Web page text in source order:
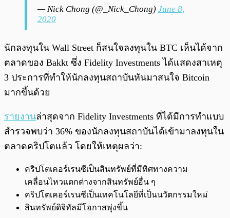
— Nick Chong (@_Nick_Chong) June 8,
2020
นักลงทุนใน Wall Street ก็สนใจลงทุนใน BTC เห็นได้จาก
ตลาดของ Bakkt ซึ่ง Fidelity Investments ได้แสดงสาเหตุ
3 ประการที่ทำให้นักลงทุนสถาบันหันมาสนใจ Bitcoin
มากขึ้นด้วย
รายงานล่าสุดจาก Fidelity Investments ที่ได้มีการทำแบบ
สำรวจพบว่า 36% ของนักลงทุนสถาบันได้เข้ามาลงทุนใน
ตลาดคริปโตแล้ว โดยให้เหตุผลว่า:
คริปโตเคอร์เรนซีเป็นสินทรัพย์ที่มีทิศทางความ
เคลื่อนไหวแตกต่างจากสินทรัพย์อื่น ๆ
คริปโตเคอร์เรนซีเป็นเทคโนโลยีที่เป็นนวัตกรรมใหม่
สินทรัพย์ดิจิทัลมีโอกาสพุ่งขึ้น